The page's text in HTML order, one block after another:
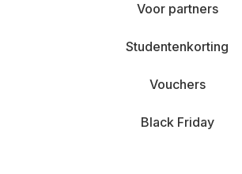
Voor partners
Studentenkorting
Vouchers
Black Friday